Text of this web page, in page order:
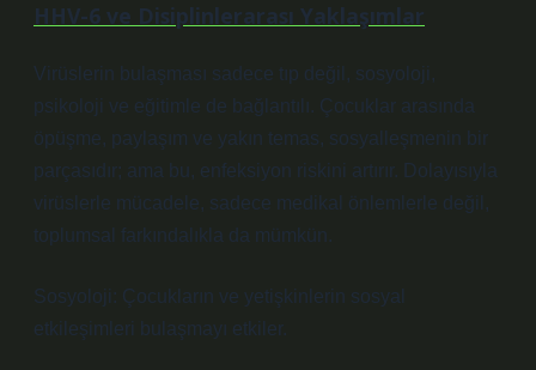
HHV-6 ve Disiplinlerarası Yaklaşımlar
Virüslerin bulaşması sadece tıp değil, sosyoloji,
psikoloji ve eğitimle de bağlantılı. Çocuklar arasında
öpüşme, paylaşım ve yakın temas, sosyalleşmenin bir
parçasıdır; ama bu, enfeksiyon riskini artırır. Dolayısıyla
virüslerle mücadele, sadece medikal önlemlerle değil,
toplumsal farkındalıkla da mümkün.
Sosyoloji: Çocukların ve yetişkinlerin sosyal
etkileşimleri bulaşmayı etkiler.